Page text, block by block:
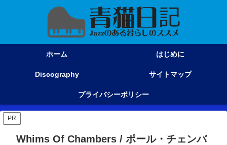
ホーム はじめに
Discography サイトマップ
プライバシーポリシー
PR
Whims Of Chambers / ポール・チェンバ